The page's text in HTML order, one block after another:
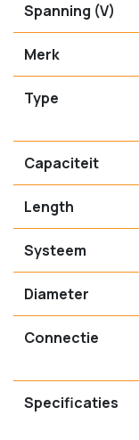
Spanning (V)
Merk
Type
Capaciteit
Length
Systeem
Diameter
Connectie
Specificaties